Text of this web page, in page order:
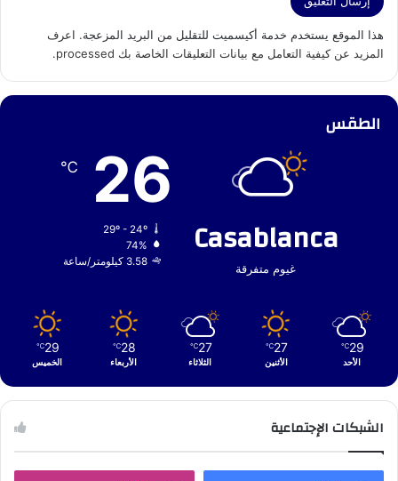
هذا الموقع يستخدم خدمة أكيسميت للتقليل من البريد المزعجة. اعرف
المزيد عن كيفية التعامل مع بيانات التعليقات الخاصة بك processed
.
الطقس
Casablanca
غيوم متفرقة
26
℃
29º - 24º
74%
3.58 كيلومتر/ساعة
29
℃
الأحد
27
℃
الأثنين
27
℃
الثلاثاء
28
℃
الأربعاء
29
℃
الخميس
الشبكات الإجتماعية